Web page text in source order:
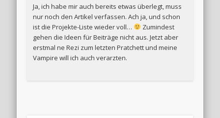
Ja, ich habe mir auch bereits etwas überlegt, muss
nur noch den Artikel verfassen. Ach ja, und schon
ist die Projekte-Liste wieder voll…
Zumindest
gehen die Ideen für Beiträge nicht aus. Jetzt aber
erstmal ne Rezi zum letzten Pratchett und meine
Vampire will ich auch verarzten.